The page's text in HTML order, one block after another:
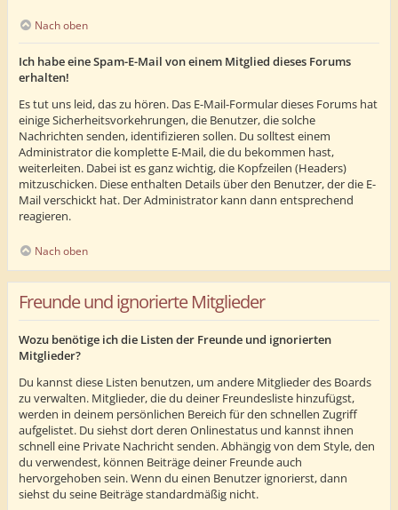
Nach oben
Ich habe eine Spam-E-Mail von einem Mitglied dieses Forums
erhalten!
Es tut uns leid, das zu hören. Das E-Mail-Formular dieses Forums hat
einige Sicherheitsvorkehrungen, die Benutzer, die solche
Nachrichten senden, identifizieren sollen. Du solltest einem
Administrator die komplette E-Mail, die du bekommen hast,
weiterleiten. Dabei ist es ganz wichtig, die Kopfzeilen (Headers)
mitzuschicken. Diese enthalten Details über den Benutzer, der die E-
Mail verschickt hat. Der Administrator kann dann entsprechend
reagieren.
Nach oben
Freunde und ignorierte Mitglieder
Wozu benötige ich die Listen der Freunde und ignorierten
Mitglieder?
Du kannst diese Listen benutzen, um andere Mitglieder des Boards
zu verwalten. Mitglieder, die du deiner Freundesliste hinzufügst,
werden in deinem persönlichen Bereich für den schnellen Zugriff
aufgelistet. Du siehst dort deren Onlinestatus und kannst ihnen
schnell eine Private Nachricht senden. Abhängig von dem Style, den
du verwendest, können Beiträge deiner Freunde auch
hervorgehoben sein. Wenn du einen Benutzer ignorierst, dann
siehst du seine Beiträge standardmäßig nicht.